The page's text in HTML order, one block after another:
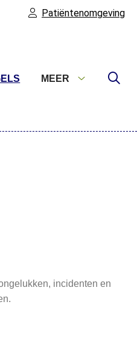
Patiëntenomgeving
MEER
incidenten en